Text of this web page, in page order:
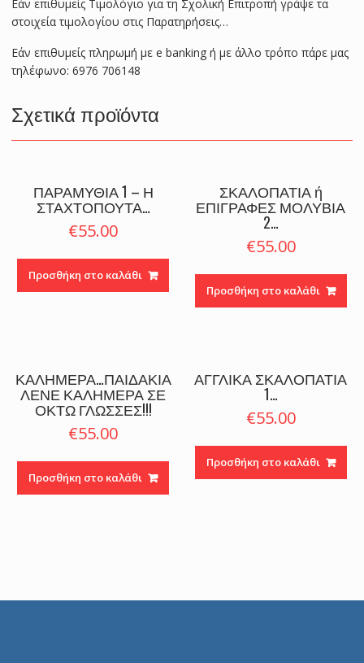
Εάν επιθυμείς Τιμολόγιο για τη Σχολική Επιτροπή γράψε τα
στοιχεία τιμολογίου στις Παρατηρήσεις…
Εάν επιθυμείς πληρωμή με e banking ή με άλλο τρόπο πάρε μας
τηλέφωνο: 6976 706148
Σχετικά προϊόντα
ΠΑΡΑΜΥΘΙΑ 1 – Η
ΣΤΑΧΤΟΠΟΥΤΑ…
€55.00
Προσθήκη στο καλάθι
ΣΚΑΛΟΠΑΤΙΑ ή
ΕΠΙΓΡΑΦΕΣ ΜΟΛΥΒΙΑ
2…
€55.00
Προσθήκη στο καλάθι
ΚΑΛΗΜΕΡΑ…ΠΑΙΔΑΚΙΑ
ΛΕΝΕ ΚΑΛΗΜΕΡΑ ΣΕ
ΟΚΤΩ ΓΛΩΣΣΕΣ!!!
€55.00
Προσθήκη στο καλάθι
ΑΓΓΛΙΚΑ ΣΚΑΛΟΠΑΤΙΑ
1…
€55.00
Προσθήκη στο καλάθι